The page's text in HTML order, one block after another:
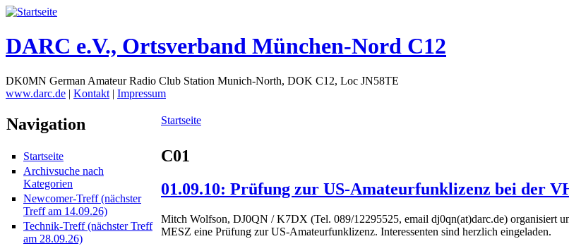
DARC e.V., Ortsverband München-Nord C12
DK0MN German Amateur Radio Club Station Munich-North, DOK C12, Loc JN58TE
www.darc.de | Kontakt | Impressum
Navigation
Startseite
Archivsuche nach
Kategorien
Newcomer-Treff (nächster
Treff am 14.09.26)
Technik-Treff (nächster Treff
am 28.09.26)
Startseite
C01
01.09.10: Prüfung zur US-Amateurfunklizenz bei der
Mitch Wolfson, DJ0QN / K7DX (Tel. 089/12295525, email dj0qn(at)darc.de) organisiert
MESZ eine Prüfung zur US-Amateurfunklizenz. Interessenten sind herzlich eingeladen.